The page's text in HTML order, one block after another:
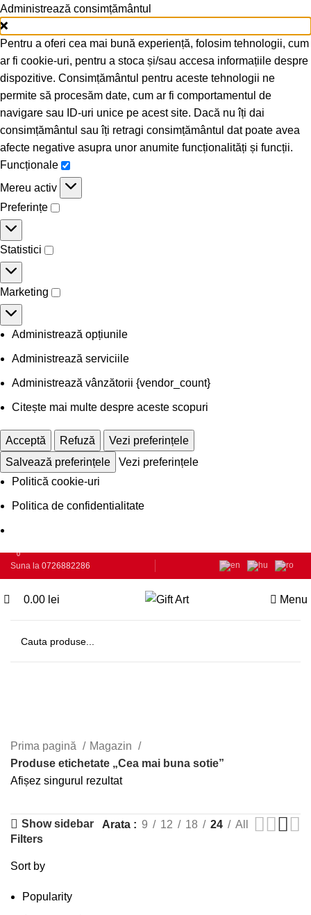
Administrează consimțământul
Pentru a oferi cea mai bună experiență, folosim tehnologii, cum
ar fi cookie-uri, pentru a stoca și/sau accesa informațiile despre
dispozitive. Consimțământul pentru aceste tehnologii ne
permite să procesăm date, cum ar fi comportamentul de
navigare sau ID-uri unice pe acest site. Dacă nu îți dai
consimțământul sau îți retragi consimțământul dat poate avea
afecte negative asupra unor anumite funcționalități și funcții.
Funcționale
Mereu activ
Preferințe
Statistici
Marketing
Administrează opțiunile
Administrează serviciile
Administrează vânzătorii {vendor_count}
Citește mai multe despre aceste scopuri
Acceptă Refuză
Vezi preferințele
Salvează preferințele
Vezi preferințele
Politică cookie-uri
Politica de confidentialitate
Suna la 0726882286
0
0.00 lei Menu
Cea mai buna sotie
Prima pagină
Magazin
Produse etichetate „Cea mai buna sotie”
Afișez singurul rezultat
Show sidebar Arata 9 12 18 24
All
Filters
Sort by
Popularity